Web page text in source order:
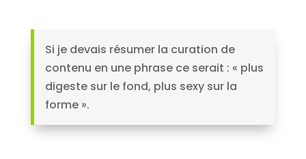
Si je devais résumer la curation de
contenu en une phrase ce serait : « plus
digeste sur le fond, plus sexy sur la
forme ».